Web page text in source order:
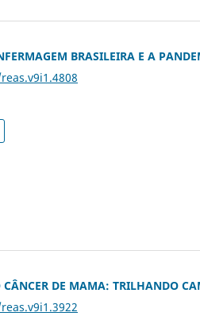
BRASILEIRA E A
CÂNCER DE MAMA: TRILHANDO